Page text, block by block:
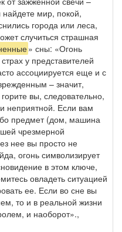
мир, покой,
города или леса,
случиться страшная
» сны: «Огонь
у представителей
ассоциируется еще и с
– значит,
вы, следовательно,
неприятной. Если вам
предмет (дом, машина
чрезмерной
нее вы просто не
огонь символизирует
в этом ключе,
овладеть ситуацией
ее. Если во сне вы
то и в реальной жизни
и наоборот».,